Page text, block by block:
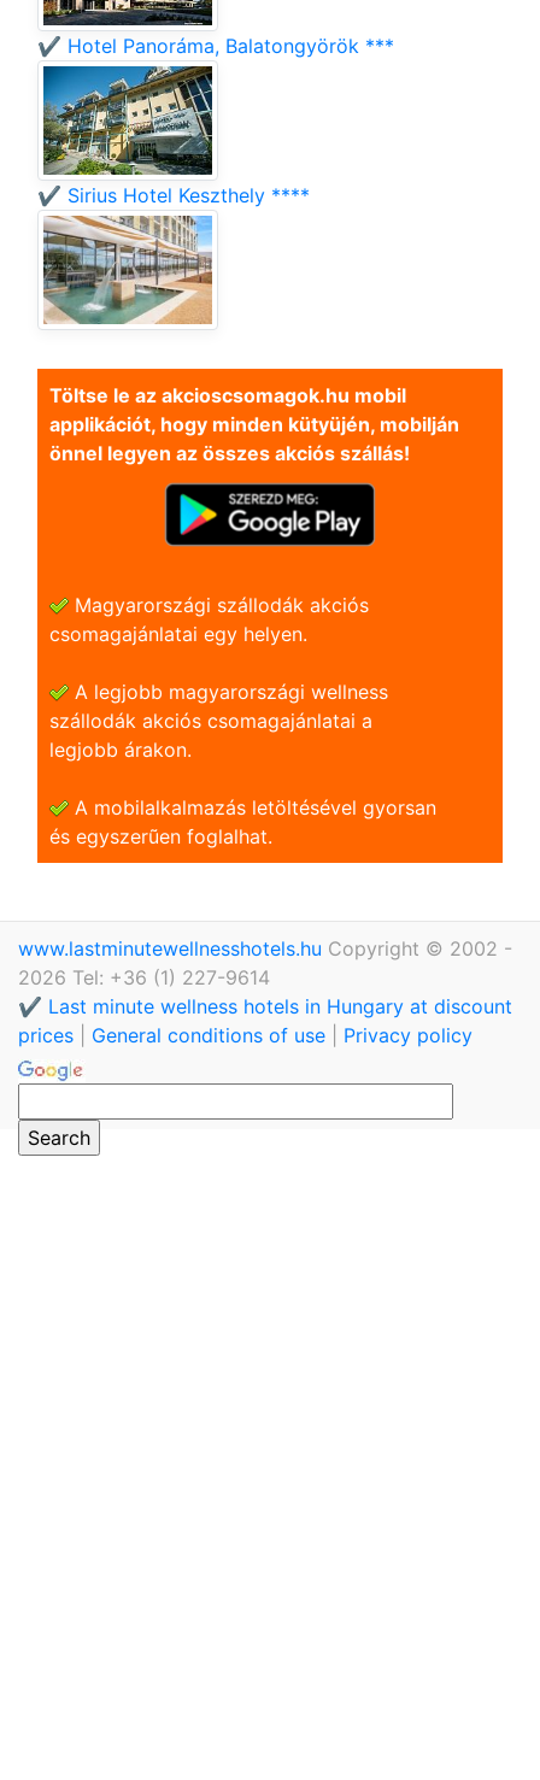
✔️ Hotel Panoráma, Balatongyörök ***
✔️ Sirius Hotel Keszthely ****
Töltse le az akcioscsomagok.hu mobil
applikációt, hogy minden kütyüjén, mobilján
önnel legyen az összes akciós szállás!
Magyarországi szállodák akciós
csomagajánlatai egy helyen.
A legjobb magyarországi wellness
szállodák akciós csomagajánlatai a
legjobb árakon.
A mobilalkalmazás letöltésével gyorsan
és egyszerũen foglalhat.
www.lastminutewellnesshotels.hu Copyright © 2002 -
2026 Tel: +36 (1) 227-9614
✔️ Last minute wellness hotels in Hungary at discount
prices
General conditions of use Privacy policy